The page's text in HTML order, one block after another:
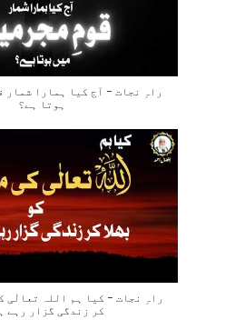
راہِ نجات – آج کیا ہمارا شمار
ہوتا ہے؟
راہِ نجات – کیا ہم اللہ تعالٰی
کر زندگی گزار رہے